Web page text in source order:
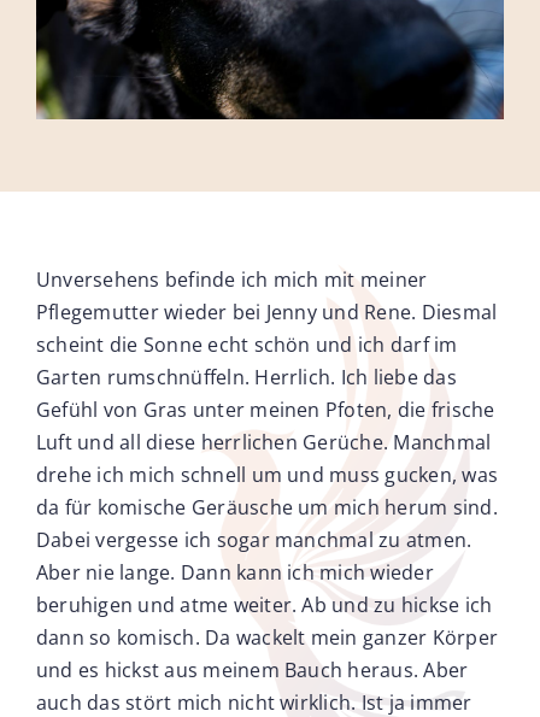
Unversehens befinde ich mich mit meiner
Pflegemutter wieder bei Jenny und Rene. Diesmal
scheint die Sonne echt schön und ich darf im
Garten rumschnüffeln. Herrlich. Ich liebe das
Gefühl von Gras unter meinen Pfoten, die frische
Luft und all diese herrlichen Gerüche. Manchmal
drehe ich mich schnell um und muss gucken, was
da für komische Geräusche um mich herum sind.
Dabei vergesse ich sogar manchmal zu atmen.
Aber nie lange. Dann kann ich mich wieder
beruhigen und atme weiter. Ab und zu hickse ich
dann so komisch. Da wackelt mein ganzer Körper
und es hickst aus meinem Bauch heraus. Aber
auch das stört mich nicht wirklich. Ist ja immer